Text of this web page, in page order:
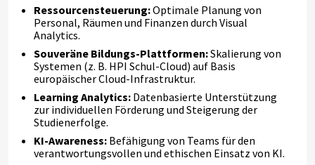
Ressourcensteuerung:Optimale Planung von
Personal, Räumen und Finanzen durch Visual
Analytics.
Souveräne Bildungs-Plattformen:Skalierung von
Systemen (z. B. HPI Schul-Cloud) auf Basis
europäischer Cloud-Infrastruktur.
Learning Analytics: Datenbasierte Unterstützung
zur individuellen Förderung und Steigerung der
Studienerfolge.
KI-Awareness: Befähigung von Teams für den
verantwortungsvollen und ethischen Einsatz von KI.